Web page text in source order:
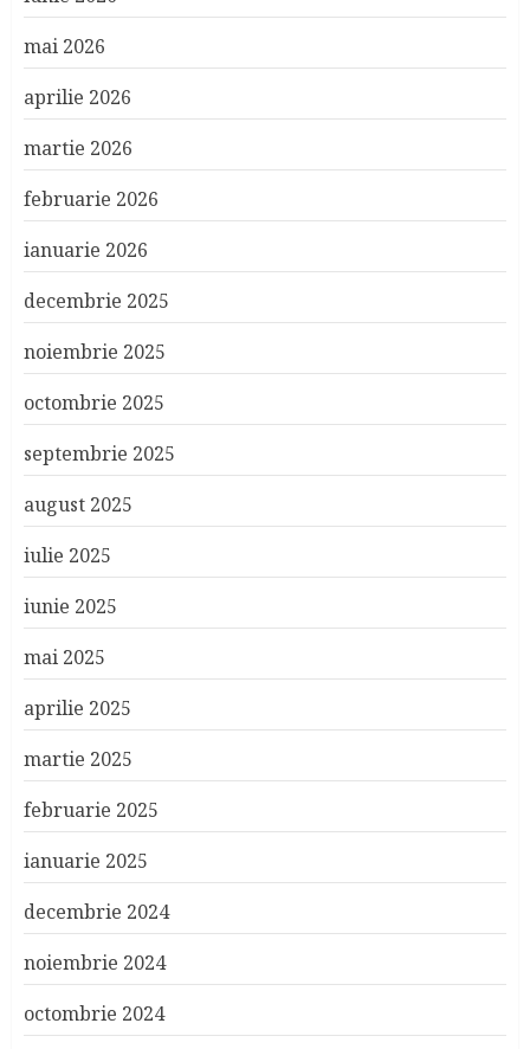
mai 2026
aprilie 2026
martie 2026
februarie 2026
ianuarie 2026
decembrie 2025
noiembrie 2025
octombrie 2025
septembrie 2025
august 2025
iulie 2025
iunie 2025
mai 2025
aprilie 2025
martie 2025
februarie 2025
ianuarie 2025
decembrie 2024
noiembrie 2024
octombrie 2024